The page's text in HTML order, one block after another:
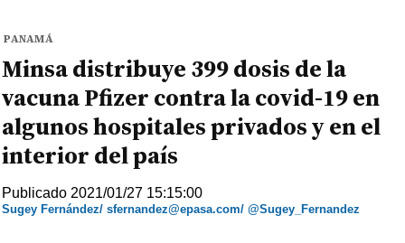
PANAMÁ
Minsa distribuye 399 dosis de la
vacuna Pfizer contra la covid-19 en
algunos hospitales privados y en el
interior del país
Publicado 2021/01/27 15:15:00
Sugey Fernández/ sfernandez@epasa.com/ @Sugey_Fernandez